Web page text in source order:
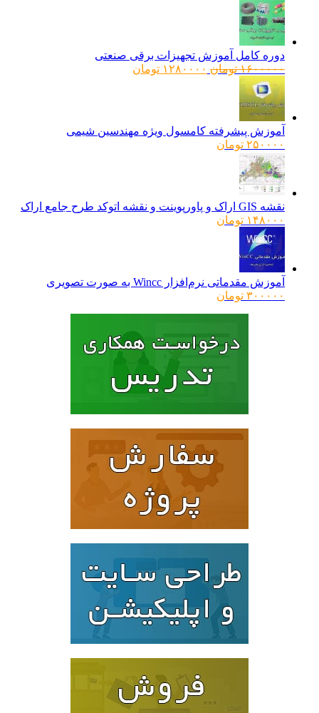
دوره کامل آموزش تجهیزات برقی صنعتی
۱۶۰۰۰۰۰ تومانقیمت
۱۲۸۰۰۰۰ تومانقیمت
آموزش پیشرفته کامسول ویژه مهندسین شیمی
۲۵۰۰۰۰ تومان
نقشه GIS اراک و پاورپوینت و نقشه اتوکد طرح جامع اراک
۱۴۸۰۰۰ تومان
آموزش مقدماتی نرم‌افزار Wincc به صورت تصویری
۳۰۰۰۰۰ تومان